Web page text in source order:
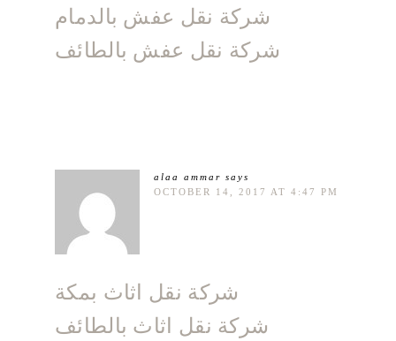
شركة نقل عفش بالدمام
شركة نقل عفش بالطائف
alaa ammar says
OCTOBER 14, 2017 AT 4:47 PM
شركة نقل اثاث بمكة
شركة نقل اثاث بالطائف